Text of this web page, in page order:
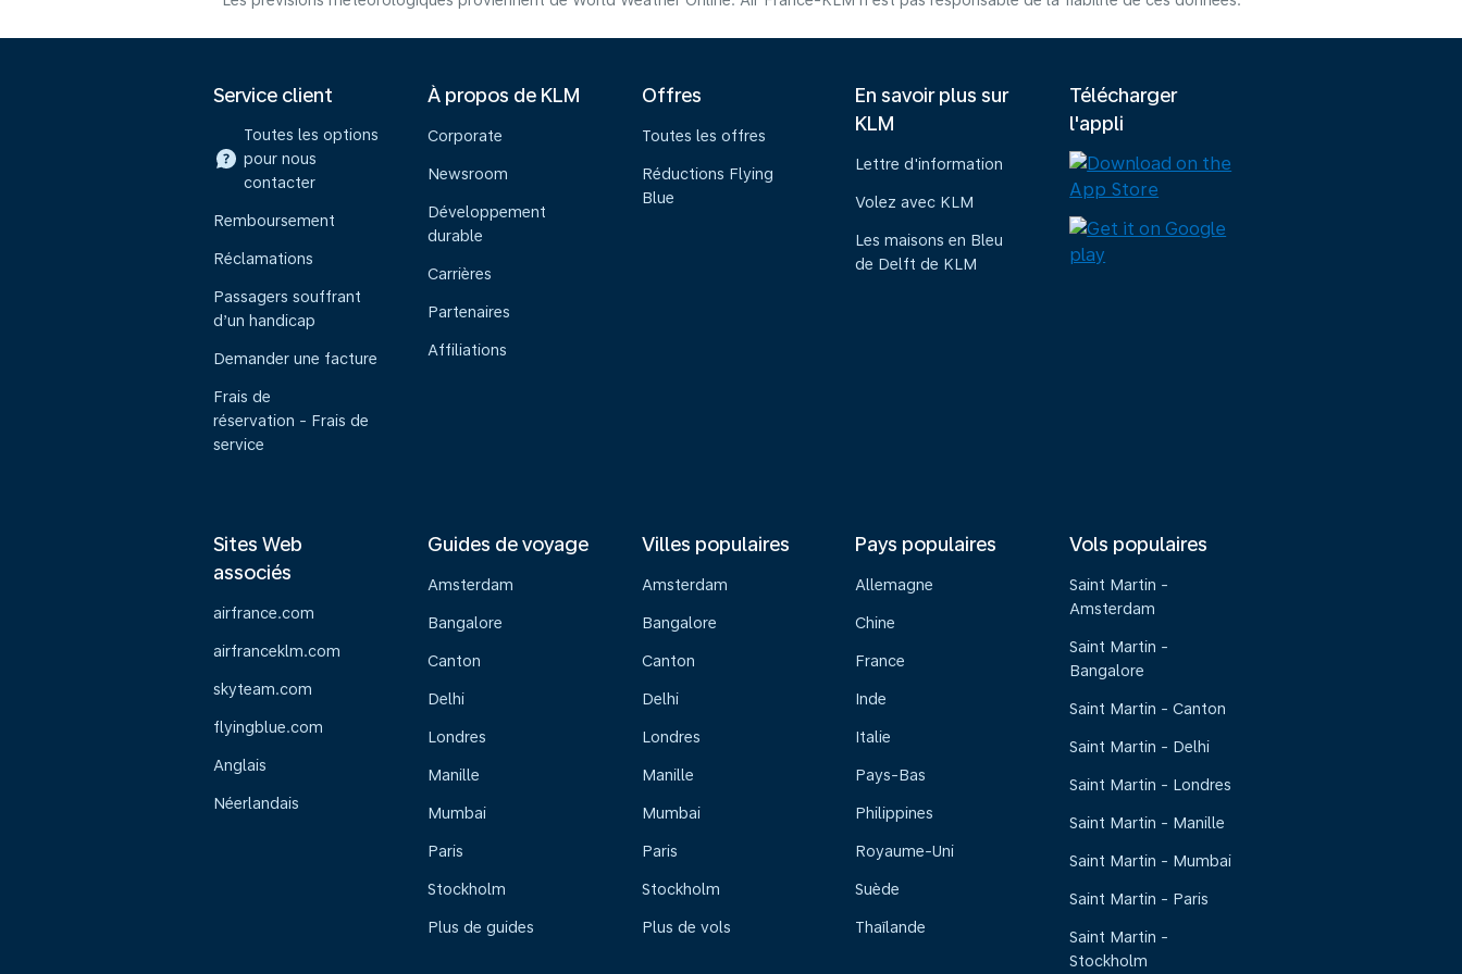
Service client
Toutes les options
pour nous
contacter
Remboursement
Réclamations
Passagers souffrant
d’un handicap
Demander une facture
Frais de
réservation - Frais de
service
À propos de KLM
Corporate
Newsroom
Développement
durable
Carrières
Partenaires
Affiliations
Offres
Toutes les offres
Réductions Flying
Blue
En savoir plus sur
KLM
Lettre d'information
Volez avec KLM
Les maisons en Bleu
de Delft de KLM
Télécharger
l'appli
Sites Web
associés
airfrance.com
airfranceklm.com
skyteam.com
flyingblue.com
Anglais
Néerlandais
Guides de voyage
Amsterdam
Bangalore
Canton
Delhi
Londres
Manille
Mumbai
Paris
Stockholm
Plus de guides
Villes populaires
Amsterdam
Bangalore
Canton
Delhi
Londres
Manille
Mumbai
Paris
Stockholm
Plus de vols
Pays populaires
Allemagne
Chine
France
Inde
Italie
Pays-Bas
Philippines
Royaume-Uni
Suède
Thaïlande
Vols populaires
Saint Martin -
Amsterdam
Saint Martin -
Bangalore
Saint Martin - Canton
Saint Martin - Delhi
Saint Martin - Londres
Saint Martin - Manille
Saint Martin - Mumbai
Saint Martin - Paris
Saint Martin -
Stockholm